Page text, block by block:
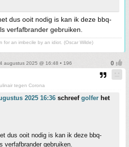
dus ooit nodig is kan ik deze bbq-
verfafbrander gebruiken.
for an imbecile by an idiot. (Oscar Wilde)
augustus 2025 @ 16:48 • 196
tegen Corona
2025 16:36 schreef golfer het
dus ooit nodig is kan ik deze bbq-
verfafbrander gebruiken.